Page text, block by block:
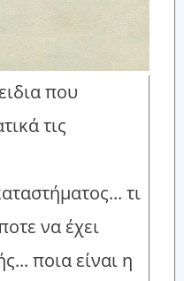
που
τις
τι
να έχει
ποια είναι η